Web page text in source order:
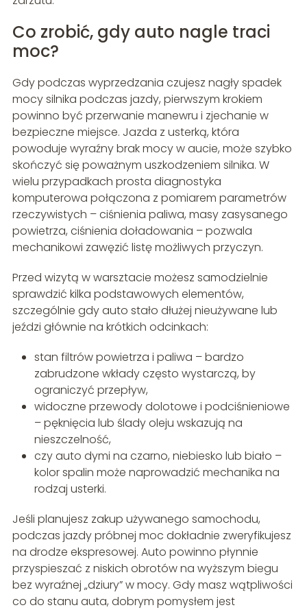
Co zrobić, gdy auto nagle traci
moc?
Gdy podczas wyprzedzania czujesz nagły spadek
mocy silnika podczas jazdy, pierwszym krokiem
powinno być przerwanie manewru i zjechanie w
bezpieczne miejsce. Jazda z usterką, która
powoduje wyraźny brak mocy w aucie, może szybko
skończyć się poważnym uszkodzeniem silnika. W
wielu przypadkach prosta diagnostyka
komputerowa połączona z pomiarem parametrów
rzeczywistych – ciśnienia paliwa, masy zasysanego
powietrza, ciśnienia doładowania – pozwala
mechanikowi zawęzić listę możliwych przyczyn.
Przed wizytą w warsztacie możesz samodzielnie
sprawdzić kilka podstawowych elementów,
szczególnie gdy auto stało dłużej nieużywane lub
jeździ głównie na krótkich odcinkach:
stan filtrów powietrza i paliwa – bardzo
zabrudzone wkłady często wystarczą, by
ograniczyć przepływ,
widoczne przewody dolotowe i podciśnieniowe
– pęknięcia lub ślady oleju wskazują na
nieszczelność,
czy auto dymi na czarno, niebiesko lub biało –
kolor spalin może naprowadzić mechanika na
rodzaj usterki.
Jeśli planujesz zakup używanego samochodu,
podczas jazdy próbnej moc dokładnie zweryfikujesz
na drodze ekspresowej. Auto powinno płynnie
przyspieszać z niskich obrotów na wyższym biegu
bez wyraźnej „dziury” w mocy. Gdy masz wątpliwości
co do stanu auta, dobrym pomysłem jest